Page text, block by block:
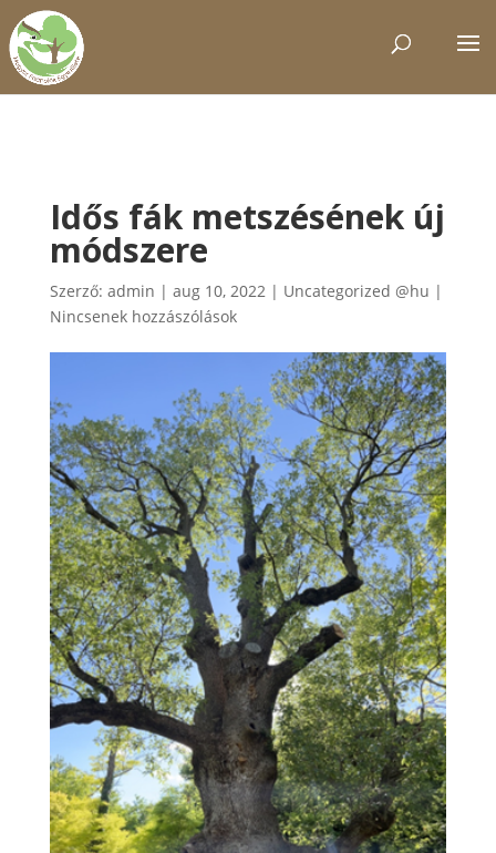
Idős fák metszésének új
módszere
Szerző: admin | aug 10, 2022| Uncategorized @hu |
Nincsenek hozzászólások